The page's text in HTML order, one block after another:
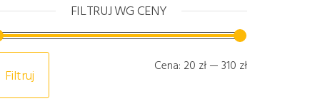
FILTRUJ WG CENY
Cena min
Cena max
Filtruj
Cena: 20 zł — 310 zł